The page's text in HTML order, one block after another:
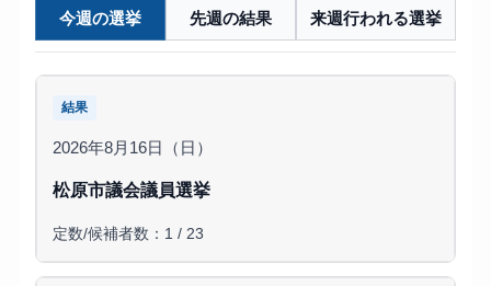
今週の選挙 先週の結果 来週行われる選挙
結果
2026年8月16日（日）
松原市議会議員選挙
定数/候補者数：1 / 23